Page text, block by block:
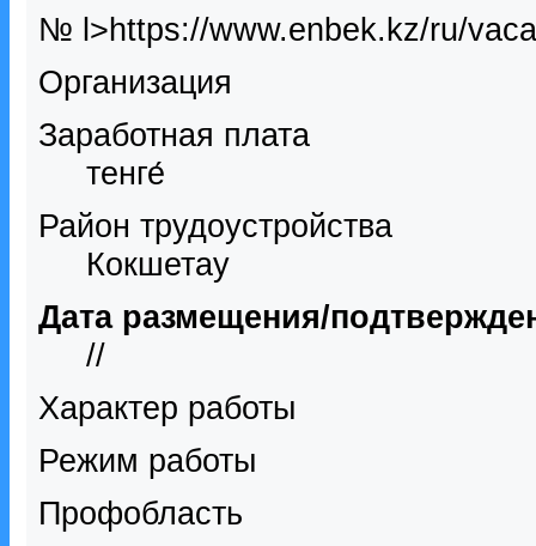
№ l>https://www.enbek.kz/ru/
Организация
Заработная плата
тенге́
Район трудоустройства
Кокшетау
Дата размещения/
//
Характер работы
Режим работы
Профобласть